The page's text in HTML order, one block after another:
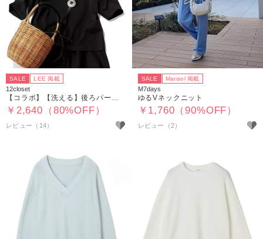
SALE LEE 掲載
12closet
￥2,640（80%OFF）
レビュー（14）
SALE Marisol 掲載
M7days
ゆるVネックニット
￥1,760（90%OFF）
レビュー（2）